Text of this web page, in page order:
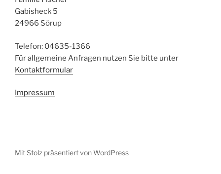
Gabisheck 5
24966 Sörup
Telefon: 04635-1366
Für allgemeine Anfragen nutzen Sie bitte unter
Kontaktformular
Impressum
Mit Stolz präsentiert von WordPress